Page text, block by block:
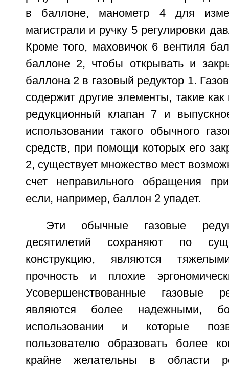
в баллоне, манометр 4 для
магистрали и ручку 5 регулировки
Кроме того, маховичок 6 вентиля
баллоне 2, чтобы открывать и
баллона 2 в газовый редуктор 1.
содержит другие элементы, такие
редукционный клапан 7 и
использовании такого обычного
средств, при помощи которых его
2, существует множество мест
счет неправильного обращения
если, например, баллон 2 упадет.
Эти обычные газовые
десятилетий сохраняют по
конструкцию, являются
прочность и плохие
Усовершенствованные газовые
являются более надежными,
использовании и которые
пользователю образовать более
крайне желательны в области